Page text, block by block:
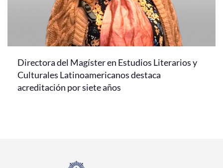
Directora del Magíster en Estudios Literarios y
Culturales Latinoamericanos destaca
acreditación por siete años